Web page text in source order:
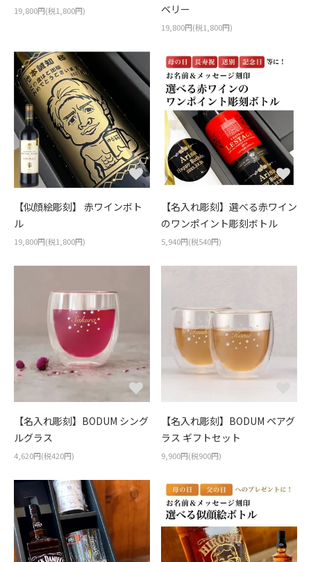
19,800円(税1,800円)
ベリー
19,800円(税1,800円)
【似顔絵彫刻】 赤ワインボト
ル
19,800円(税1,800円)
【名入れ彫刻】選べる赤ワイン
のワンポイント彫刻ボトル
5,940円(税540円)
【名入れ彫刻】BODUM シング
ルグラス
4,620円(税420円)
【名入れ彫刻】BODUM ペアグ
ラス ギフトセット
9,900円(税900円)